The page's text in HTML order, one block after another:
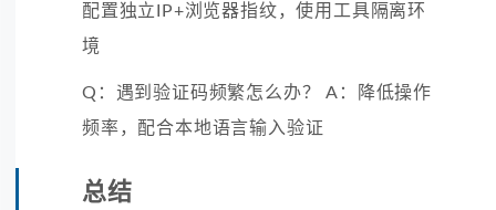
配置独立IP+浏览器指纹，使用工具隔离环
境
Q：遇到验证码频繁怎么办？ A：降低操作
频率，配合本地语言输入验证
总结